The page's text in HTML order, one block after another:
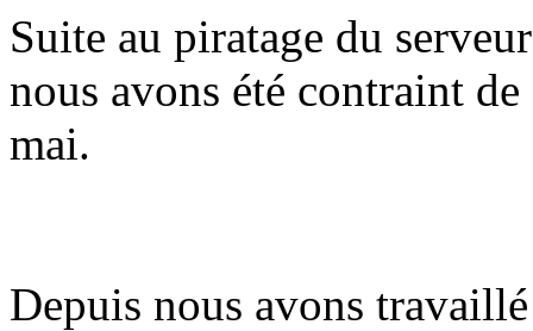
Suite au piratage du
nous avons été contraint
mai.
Depuis nous avons